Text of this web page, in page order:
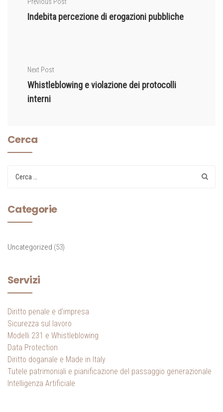
Indebita percezione di erogazioni pubbliche
Next Post
Whistleblowing e violazione dei protocolli
interni
Cerca
Categorie
Uncategorized (53)
Servizi
Diritto penale e d’impresa
Sicurezza sul lavoro
Modelli 231 e Whistleblowing
Data Protection
Diritto doganale e Made in Italy
Tutele patrimoniali e pianificazione del passaggio generazionale
Intelligenza Artificiale